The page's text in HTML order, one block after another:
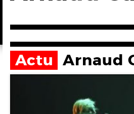
Actu Arnaud